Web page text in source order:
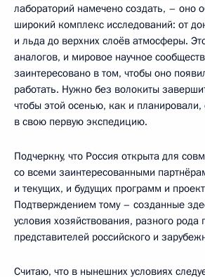
лабораторий намечено создать, – оно
широкий комплекс исследований: от
и льда до верхних слоёв атмосферы.
аналогов, и мировое научное
заинтересовано в том, чтобы оно
работать. Нужно без волокиты
чтобы этой осенью, как и планировали,
в свою первую экспедицию.
Подчеркну, что Россия открыта для
со всеми заинтересованными
и текущих, и будущих программ и
Подтверждением тому – созданные
условия хозяйствования, разного
представителей российского и
Считаю, что в нынешних условиях